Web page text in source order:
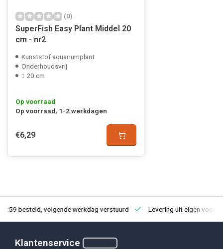
(0)
SuperFish Easy Plant Middel 20
cm - nr2
Kunststof aquariumplant
Onderhoudsvrij
↕ 20 cm
Op voorraad
Op voorraad, 1-2 werkdagen
€6,29
besteld, volgende werkdag verstuurd Levering uit eigen
Klantenservice